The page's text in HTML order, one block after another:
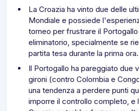
La Croazia ha vinto due delle
Mondiale e possiede
torneo per frustrare il
eliminatorio, specialmente se
partita tesa durante la prima ora.
Il Portogallo ha pareggiato due
gironi (contro Colombia e
una tendenza a perdere punti
imporre il controllo completo, e